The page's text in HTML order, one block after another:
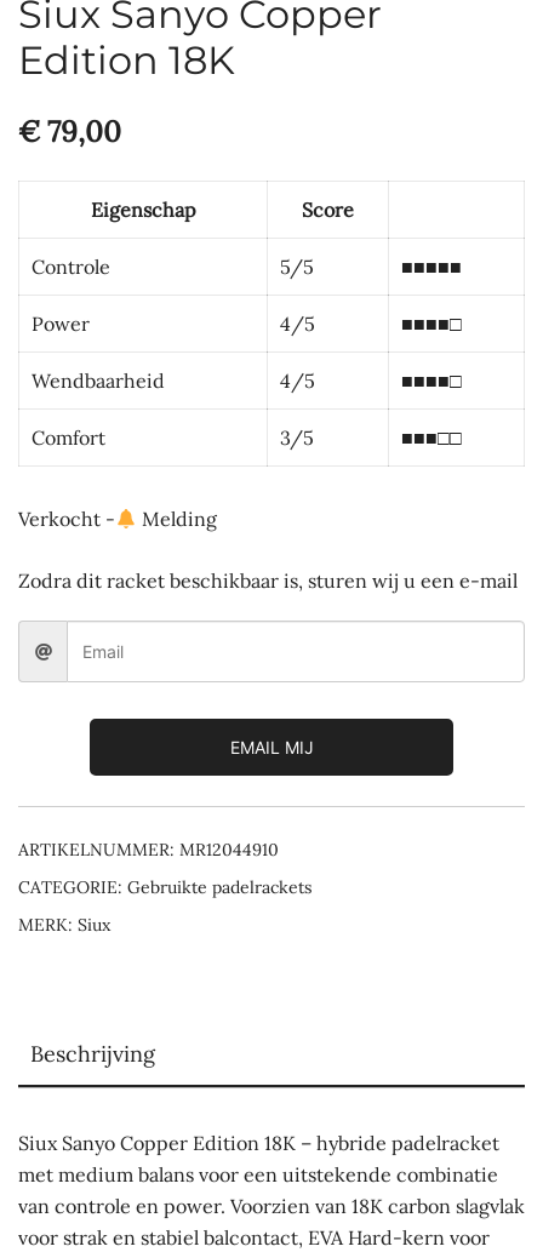
Siux Sanyo Copper
Edition 18K
€79,00
Eigenschap Score
Controle 5/5 ■■■■■
Power 4/5 ■■■■□
Wendbaarheid 4/5 ■■■■□
Comfort 3/5 ■■■□□
Verkocht - Melding
Zodra dit racket beschikbaar is, sturen wij u een e-mail
EMAIL MIJ
ARTIKELNUMMER: MR12044910
CATEGORIE: Gebruikte padelrackets
MERK: Siux
Beschrijving
Siux Sanyo Copper Edition 18K – hybride padelracket
met medium balans voor een uitstekende combinatie
van controle en power. Voorzien van 18K carbon slagvlak
voor strak en stabiel balcontact, EVA Hard-kern voor